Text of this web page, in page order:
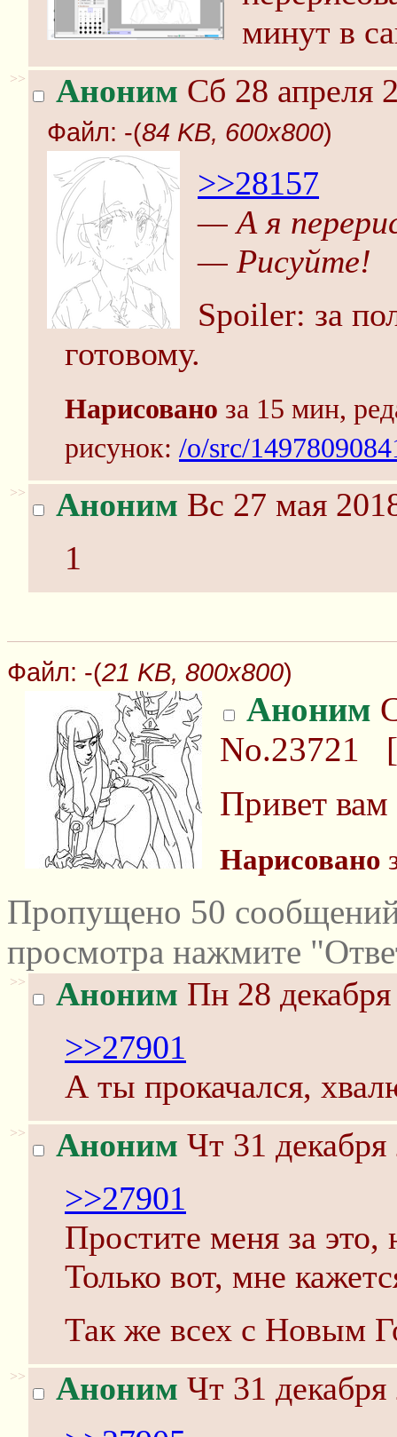
минут в
>> Аноним Сб 28 апреля
Файл: -(84 KB, 600x800)
>>28157
— А я
— Рисуйте!
Spoiler: за
готовому.
Нарисовано за 15 мин,
рисунок: /o/src/
>> Аноним Вс 27 мая
1
Файл: -(21 KB, 800x800)
Аноним
No.23721 [
Привет
Нарисовано
Пропущено 50
просмотра нажмите
>> Аноним Пн 28
>>27901
А ты прокачался,
>> Аноним Чт 31
>>27901
Простите меня за
Только вот, мне
Так же всех с Новым
>> Аноним Чт 31